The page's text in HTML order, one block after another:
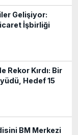
Gelişiyor:
İşbirliği
Rekor Kırdı: Bir
Hedef 15
BM Merkezi